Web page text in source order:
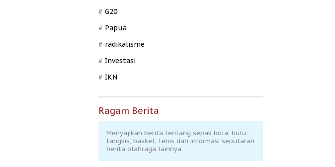
G20
Papua
radikalisme
Investasi
IKN
Ragam Berita
Menyajikan berita tentang sepak bola, bulu
tangkis, basket, tenis dan informasi seputaran
berita olahraga lainnya